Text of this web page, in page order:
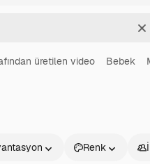
üretilen video Bebek
Renk